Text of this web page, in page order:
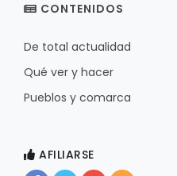
CONTENIDOS
De total actualidad
Qué ver y hacer
Pueblos y comarca
AFILIARSE